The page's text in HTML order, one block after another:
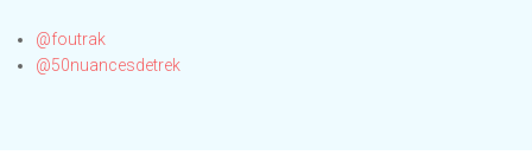
@foutrak
@50nuancesdetrek